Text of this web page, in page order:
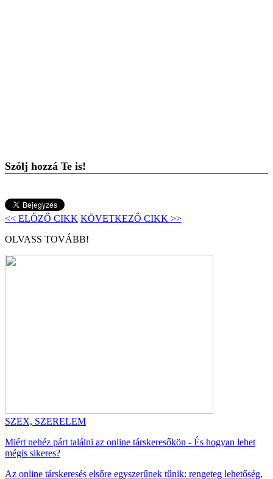
Szólj hozzá Te is!
<< ELŐZŐ CIKK KÖVETKEZŐ CIKK >>
OLVASS TOVÁBB!
SZEX, SZERELEM
Miért nehéz párt találni az online társkeresőkön - És hogyan lehet
mégis sikeres?
Az online társkeresés elsőre egyszerűnek tűnik: rengeteg lehetőség,